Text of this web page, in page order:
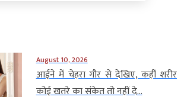
August 10, 2026
आईने में चेहरा गौर से देखिए, कहीं शरीर
कोई खतरे का संकेत तो नहीं दे...